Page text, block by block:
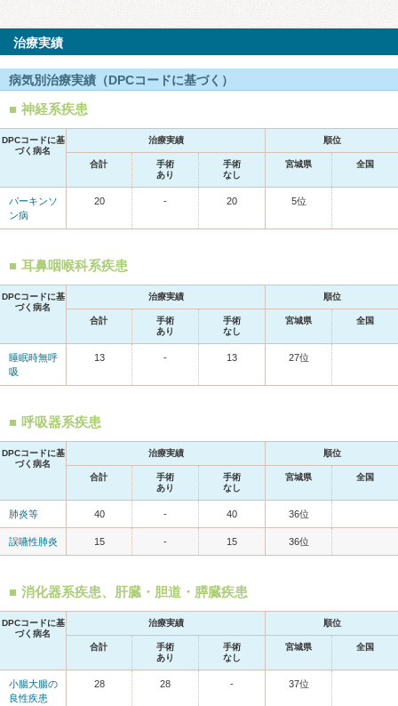
治療実績
病気別治療実績（DPCコードに基づく）
神経系疾患
DPCコードに基
づく病名
治療実績 順位
合計
手術
あり
手術
なし
宮城県 全国
パーキンソ
ン病
20 - 20 5位
耳鼻咽喉科系疾患
DPCコードに基
づく病名
治療実績 順位
合計
手術
あり
手術
なし
宮城県 全国
睡眠時無呼
吸
13 - 13 27位
呼吸器系疾患
DPCコードに基
づく病名
治療実績 順位
合計
手術
あり
手術
なし
宮城県 全国
肺炎等 40 - 40 36位
誤嚥性肺炎 15 - 15 36位
消化器系疾患、肝臓・胆道・膵臓疾患
DPCコードに基
づく病名
治療実績 順位
合計
手術
あり
手術
なし
宮城県 全国
小腸大腸の
良性疾患
28 28 - 37位